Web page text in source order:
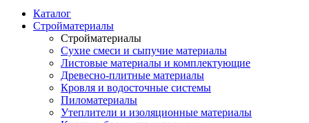
Каталог
Стройматериалы
Стройматериалы
Сухие смеси и сыпучие материалы
Листовые материалы и комплектующие
Древесно-плитные материалы
Кровля и водосточные системы
Пиломатериалы
Утеплители и изоляционные материалы